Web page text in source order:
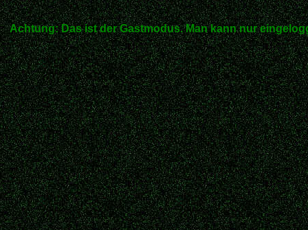
Achtung: Das ist der Gastmodus. Man kann nur